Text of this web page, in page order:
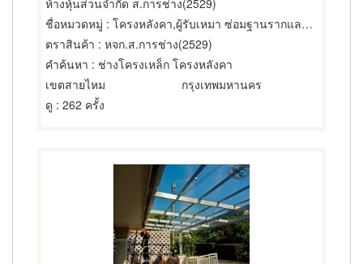
ห้างหุ้นส่วนจำกัด ส.การช่าง(2529)
ชื่อหมวดหมู่ : โครงหลังคา,ผู้รับเหมา ซ่อมฐานรากและโครงสร้างก่อสร้าง,ผู้ผลิตและออกแบบโครงสร้างเหล็ก
ตราสินค้า : หจก.ส.การช่าง(2529)
คำค้นหา : ช่างโครงเหล็ก โครงหลังคา
เขตสายไหม
กรุงเทพมหานคร
ดู : 262 ครั้ง